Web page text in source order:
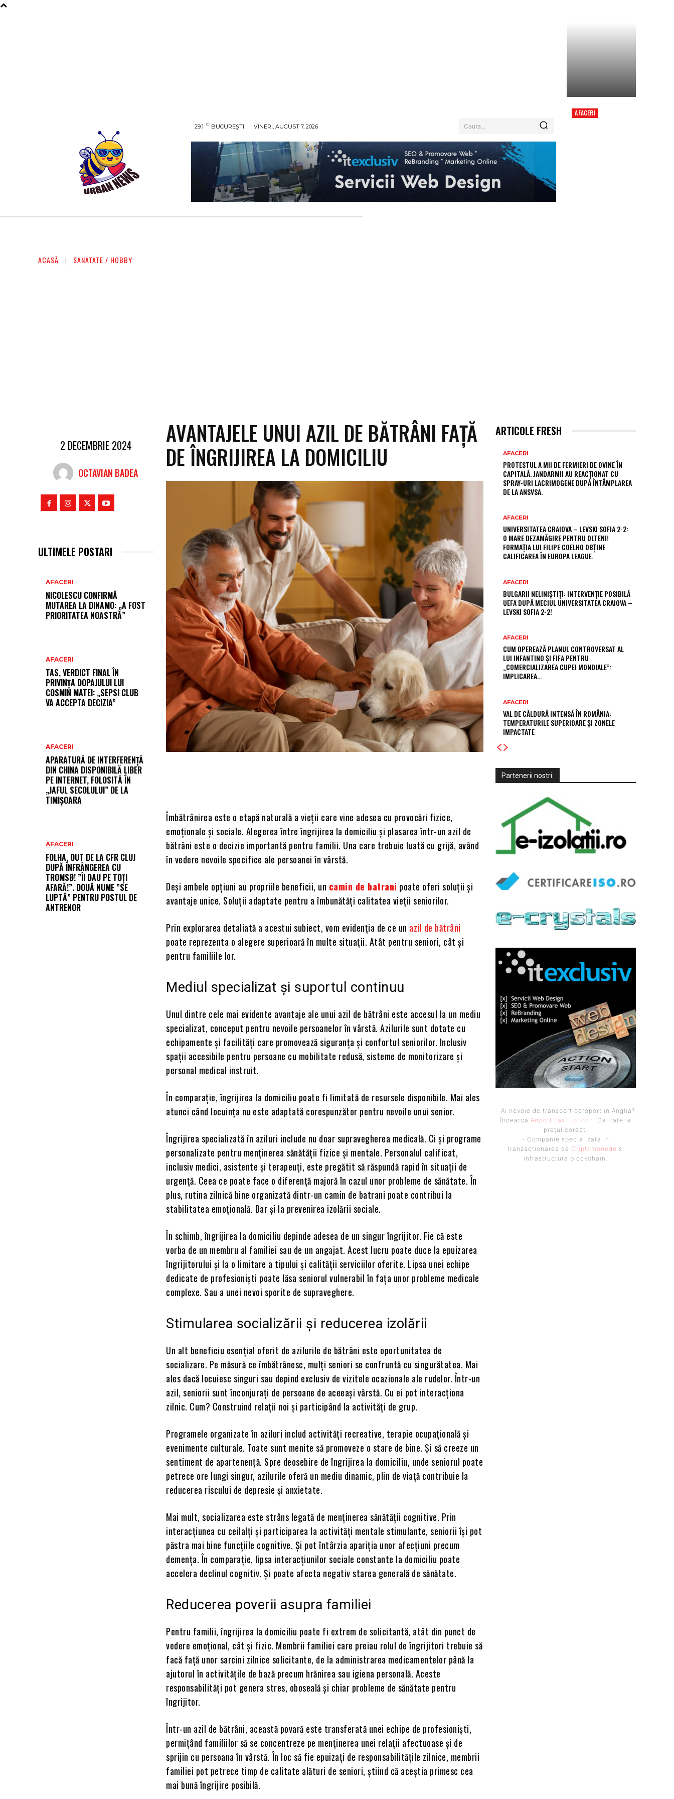
29.1 C BUCUREȘTI VINERI, AUGUST 7, 2026 Cauta...
AFACERI
ACASĂ SANATATE / HOBBY
2 DECEMBRIE 2024
OCTAVIAN BADEA
ULTIMELE POSTARI
AFACERI
NICOLESCU CONFIRMĂ
MUTAREA LA DINAMO: „A FOST
PRIORITATEA NOASTRĂ”
AFACERI
TAS, VERDICT FINAL ÎN
PRIVINȚA DOPAJULUI LUI
COSMIN MATEI: „SEPSI CLUB
VA ACCEPTA DECIZIA”
AFACERI
APARATURĂ DE INTERFERENȚĂ
DIN CHINA DISPONIBILĂ LIBER
PE INTERNET, FOLOSITĂ ÎN
„JAFUL SECOLULUI” DE LA
TIMIȘOARA
AFACERI
FOLHA, OUT DE LA CFR CLUJ
DUPĂ ÎNFRÂNGEREA CU
TROMSØ! ”ÎI DAU PE TOȚI
AFARĂ!”. DOUĂ NUME ”SE
LUPTĂ” PENTRU POSTUL DE
ANTRENOR
AVANTAJELE UNUI AZIL DE BĂTRÂNI FAȚĂ
DE ÎNGRIJIREA LA DOMICILIU
Îmbătrânirea este o etapă naturală a vieții care vine adesea cu provocări fizice,
emoționale și sociale. Alegerea între îngrijirea la domiciliu și plasarea într-un azil de
bătrâni este o decizie importantă pentru familii. Una care trebuie luată cu grijă, având
în vedere nevoile specifice ale persoanei în vârstă.
Deși ambele opțiuni au propriile beneficii, un camin de batrani poate oferi soluții și
avantaje unice. Soluții adaptate pentru a îmbunătăți calitatea vieții seniorilor.
Prin explorarea detaliată a acestui subiect, vom evidenția de ce un azil de bătrâni
poate reprezenta o alegere superioară în multe situații. Atât pentru seniori, cât și
pentru familiile lor.
Mediul specializat și suportul continuu
Unul dintre cele mai evidente avantaje ale unui azil de bătrâni este accesul la un mediu
specializat, conceput pentru nevoile persoanelor în vârstă. Azilurile sunt dotate cu
echipamente și facilități care promovează siguranța și confortul seniorilor. Inclusiv
spații accesibile pentru persoane cu mobilitate redusă, sisteme de monitorizare și
personal medical instruit.
În comparație, îngrijirea la domiciliu poate fi limitată de resursele disponibile. Mai ales
atunci când locuința nu este adaptată corespunzător pentru nevoile unui senior.
Îngrijirea specializată în aziluri include nu doar supravegherea medicală. Ci și programe
personalizate pentru menținerea sănătății fizice și mentale. Personalul calificat,
inclusiv medici, asistente și terapeuți, este pregătit să răspundă rapid în situații de
urgență. Ceea ce poate face o diferență majoră în cazul unor probleme de sănătate. În
plus, rutina zilnică bine organizată dintr-un camin de batrani poate contribui la
stabilitatea emoțională. Dar și la prevenirea izolării sociale.
În schimb, îngrijirea la domiciliu depinde adesea de un singur îngrijitor. Fie că este
vorba de un membru al familiei sau de un angajat. Acest lucru poate duce la epuizarea
îngrijitorului și la o limitare a tipului și calității serviciilor oferite. Lipsa unei echipe
dedicate de profesioniști poate lăsa seniorul vulnerabil în fața unor probleme medicale
complexe. Sau a unei nevoi sporite de supraveghere.
Stimularea socializării și reducerea izolării
Un alt beneficiu esențial oferit de azilurile de bătrâni este oportunitatea de
socializare. Pe măsură ce îmbătrânesc, mulți seniori se confruntă cu singurătatea. Mai
ales dacă locuiesc singuri sau depind exclusiv de vizitele ocazionale ale rudelor. Într-un
azil, seniorii sunt înconjurați de persoane de aceeași vârstă. Cu ei pot interacționa
zilnic. Cum? Construind relații noi și participând la activități de grup.
Programele organizate în aziluri includ activități recreative, terapie ocupațională și
evenimente culturale. Toate sunt menite să promoveze o stare de bine. Și să creeze un
sentiment de apartenență. Spre deosebire de îngrijirea la domiciliu, unde seniorul poate
petrece ore lungi singur, azilurile oferă un mediu dinamic, plin de viață contribuie la
reducerea riscului de depresie și anxietate.
Mai mult, socializarea este strâns legată de menținerea sănătății cognitive. Prin
interacțiunea cu ceilalți și participarea la activități mentale stimulante, seniorii își pot
păstra mai bine funcțiile cognitive. Și pot întârzia apariția unor afecțiuni precum
demența. În comparație, lipsa interacțiunilor sociale constante la domiciliu poate
accelera declinul cognitiv. Și poate afecta negativ starea generală de sănătate.
Reducerea poverii asupra familiei
Pentru familii, îngrijirea la domiciliu poate fi extrem de solicitantă, atât din punct de
vedere emoțional, cât și fizic. Membrii familiei care preiau rolul de îngrijitori trebuie să
facă față unor sarcini zilnice solicitante, de la administrarea medicamentelor până la
ajutorul în activitățile de bază precum hrănirea sau igiena personală. Aceste
responsabilități pot genera stres, oboseală și chiar probleme de sănătate pentru
îngrijitor.
Într-un azil de bătrâni, această povară este transferată unei echipe de profesioniști,
permițând familiilor să se concentreze pe menținerea unei relații afectuoase și de
sprijin cu persoana în vârstă. În loc să fie epuizați de responsabilitățile zilnice, membrii
familiei pot petrece timp de calitate alături de seniori, știind că aceștia primesc cea
mai bună îngrijire posibilă.
ARTICOLE FRESH
AFACERI
PROTESTUL A MII DE FERMIERI DE OVINE ÎN
CAPITALĂ. JANDARMII AU REACȚIONAT CU
SPRAY-URI LACRIMOGENE DUPĂ ÎNTÂMPLAREA
DE LA ANSVSA.
AFACERI
UNIVERSITATEA CRAIOVA – LEVSKI SOFIA 2-2:
O MARE DEZAMĂGIRE PENTRU OLTENI!
FORMAȚIA LUI FILIPE COELHO OBȚINE
CALIFICAREA ÎN EUROPA LEAGUE.
AFACERI
BULGARII NELINIȘTIȚI: INTERVENȚIE POSIBILĂ
UEFA DUPĂ MECIUL UNIVERSITATEA CRAIOVA –
LEVSKI SOFIA 2-2!
AFACERI
CUM OPEREAZĂ PLANUL CONTROVERSAT AL
LUI INFANTINO ȘI FIFA PENTRU
„COMERCIALIZAREA CUPEI MONDIALE”:
IMPLICAREA…
AFACERI
VAL DE CĂLDURĂ INTENSĂ ÎN ROMÂNIA:
TEMPERATURILE SUPERIOARE ȘI ZONELE
IMPACTATE
Partenerii nostri:
- Ai nevoie de transport aeroport in Anglia?
Încearcă Airport Taxi London . Calitate la
prețul corect.
- Companie specializata in
tranzactionarea de Criptomonede si
infrastructura blockchain.